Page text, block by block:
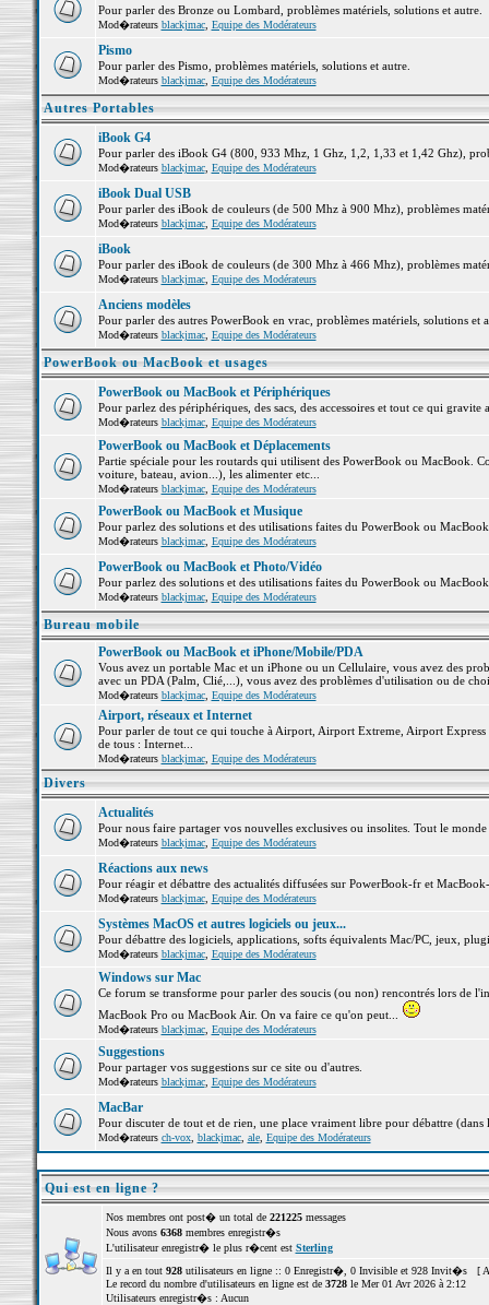
Pour parler des Bronze ou Lombard, problèmes matériels, solutions et autre.
Mod�rateurs blackjmac, Equipe des Modérateurs
Pismo
Pour parler des Pismo, problèmes matériels, solutions et autre.
Mod�rateurs blackjmac, Equipe des Modérateurs
Autres Portables
iBook G4
Pour parler des iBook G4 (800, 933 Mhz, 1 Ghz, 1,2, 1,33 et 1,42 Ghz),
Mod�rateurs blackjmac, Equipe des Modérateurs
iBook Dual USB
Pour parler des iBook de couleurs (de 500 Mhz à 900 Mhz), problèmes
Mod�rateurs blackjmac, Equipe des Modérateurs
iBook
Pour parler des iBook de couleurs (de 300 Mhz à 466 Mhz), problèmes
Mod�rateurs blackjmac, Equipe des Modérateurs
Anciens modèles
Pour parler des autres PowerBook en vrac, problèmes matériels, solutions et
Mod�rateurs blackjmac, Equipe des Modérateurs
PowerBook ou MacBook et usages
PowerBook ou MacBook et Périphériques
Pour parlez des périphériques, des sacs, des accessoires et tout ce qui
Mod�rateurs blackjmac, Equipe des Modérateurs
PowerBook ou MacBook et Déplacements
Partie spéciale pour les routards qui utilisent des PowerBook ou MacBook.
voiture, bateau, avion...), les alimenter etc...
Mod�rateurs blackjmac, Equipe des Modérateurs
PowerBook ou MacBook et Musique
Pour parlez des solutions et des utilisations faites du PowerBook ou
Mod�rateurs blackjmac, Equipe des Modérateurs
PowerBook ou MacBook et Photo/Vidéo
Pour parlez des solutions et des utilisations faites du PowerBook ou
Mod�rateurs blackjmac, Equipe des Modérateurs
Bureau mobile
PowerBook ou MacBook et iPhone/Mobile/PDA
Vous avez un portable Mac et un iPhone ou un Cellulaire, vous avez des
avec un PDA (Palm, Clié,...), vous avez des problèmes d'utilisation ou de
Mod�rateurs blackjmac, Equipe des Modérateurs
Airport, réseaux et Internet
Pour parler de tout ce qui touche à Airport, Airport Extreme, Airport
de tous : Internet...
Mod�rateurs blackjmac, Equipe des Modérateurs
Divers
Actualités
Pour nous faire partager vos nouvelles exclusives ou insolites. Tout le
Mod�rateurs blackjmac, Equipe des Modérateurs
Réactions aux news
Pour réagir et débattre des actualités diffusées sur PowerBook-fr et
Mod�rateurs blackjmac, Equipe des Modérateurs
Systèmes MacOS et autres logiciels ou jeux...
Pour débattre des logiciels, applications, softs équivalents Mac/PC, jeux,
Mod�rateurs blackjmac, Equipe des Modérateurs
Windows sur Mac
Ce forum se transforme pour parler des soucis (ou non) rencontrés lors de
MacBook Pro ou MacBook Air. On va faire ce qu'on peut...
Mod�rateurs blackjmac, Equipe des Modérateurs
Suggestions
Pour partager vos suggestions sur ce site ou d'autres.
Mod�rateurs blackjmac, Equipe des Modérateurs
MacBar
Pour discuter de tout et de rien, une place vraiment libre pour débattre (dans
Mod�rateurs ch-vox, blackjmac, ale, Equipe des Modérateurs
Qui est en ligne ?
Nos membres ont post� un total de 221225messages
Nous avons 6368membres enregistr�s
L'utilisateur enregistr� le plus r�cent est Sterling
Il y a en tout 928utilisateurs en ligne :: 0 Enregistr�, 0 Invisible et 928 Invit�s [
Le record du nombre d'utilisateurs en ligne est de 3728le Mer 01 Avr 2026 à 2:12
Utilisateurs enregistr�s : Aucun